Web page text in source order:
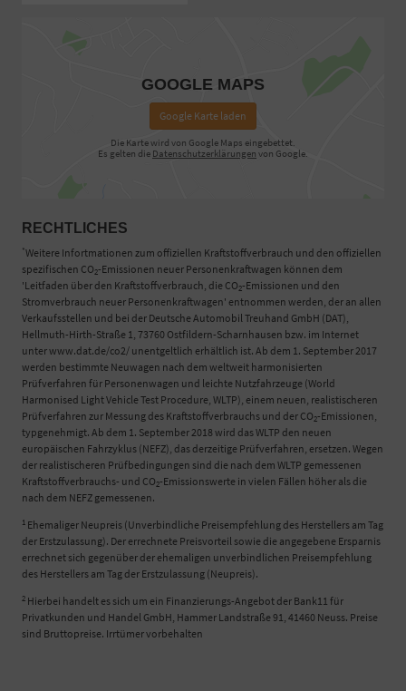
GOOGLE MAPS
Google Karte laden
Die Karte wird von Google Maps eingebettet.
Es gelten die Datenschutzerklärungen von Google.
RECHTLICHES
*Weitere Infortmationen zum offiziellen Kraftstoffverbrauch und den offiziellen
spezifischen CO2-Emissionen neuer Personenkraftwagen können dem
'Leitfaden über den Kraftstoffverbrauch, die CO2-Emissionen und den
Stromverbrauch neuer Personenkraftwagen' entnommen werden, der an allen
Verkaufsstellen und bei der Deutsche Automobil Treuhand GmbH (DAT),
Hellmuth-Hirth-Straße 1, 73760 Ostfildern-Scharnhausen bzw. im Internet
unter www.dat.de/co2/ unentgeltlich erhältlich ist. Ab dem 1. September 2017
werden bestimmte Neuwagen nach dem weltweit harmonisierten
Prüfverfahren für Personenwagen und leichte Nutzfahrzeuge (World
Harmonised Light Vehicle Test Procedure, WLTP), einem neuen, realistischeren
Prüfverfahren zur Messung des Kraftstoffverbrauchs und der CO2-Emissionen,
typgenehmigt. Ab dem 1. September 2018 wird das WLTP den neuen
europäischen Fahrzyklus (NEFZ), das derzeitige Prüfverfahren, ersetzen. Wegen
der realistischeren Prüfbedingungen sind die nach dem WLTP gemessenen
Kraftstoffverbrauchs- und CO2-Emissionswerte in vielen Fällen höher als die
nach dem NEFZ gemessenen.
1 Ehemaliger Neupreis (Unverbindliche Preisempfehlung des Herstellers am Tag
der Erstzulassung). Der errechnete Preisvorteil sowie die angegebene Ersparnis
errechnet sich gegenüber der ehemaligen unverbindlichen Preisempfehlung
des Herstellers am Tag der Erstzulassung (Neupreis).
2 Hierbei handelt es sich um ein Finanzierungs-Angebot der Bank11 für
Privatkunden und Handel GmbH, Hammer Landstraße 91, 41460 Neuss. Preise
sind Bruttopreise. Irrtümer vorbehalten